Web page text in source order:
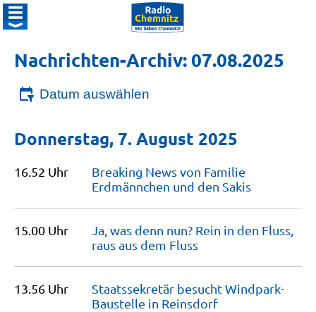
Nachrichten-Archiv: 07.08.2025
Datum auswählen
Donnerstag, 7. August 2025
16.52 Uhr
Breaking News von Familie
Erdmännchen und den Sakis
15.00 Uhr
Ja, was denn nun? Rein in den Fluss,
raus aus dem Fluss
13.56 Uhr
Staatssekretär besucht Windpark-
Baustelle in Reinsdorf